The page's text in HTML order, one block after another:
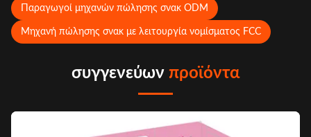
Παραγωγοί μηχανών πώλησης σνακ ODM
Μηχανή πώλησης σνακ με λειτουργία νομίσματος FCC
συγγενεύων προϊόντα